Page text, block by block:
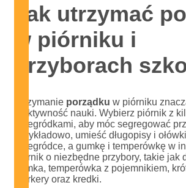
Jak utrzymać
w piórniku i
przyborach
Utrzymanie porządku w piórniku
efektywność nauki. Wybierz piórnik z
przegródkami, aby móc segregować
Przykładowo, umieść długopisy i
przegródce, a gumkę i temperówkę w
piórnik o niezbędne przybory, takie jak
gumka, temperówka z pojemnikiem,
markery oraz kredki.